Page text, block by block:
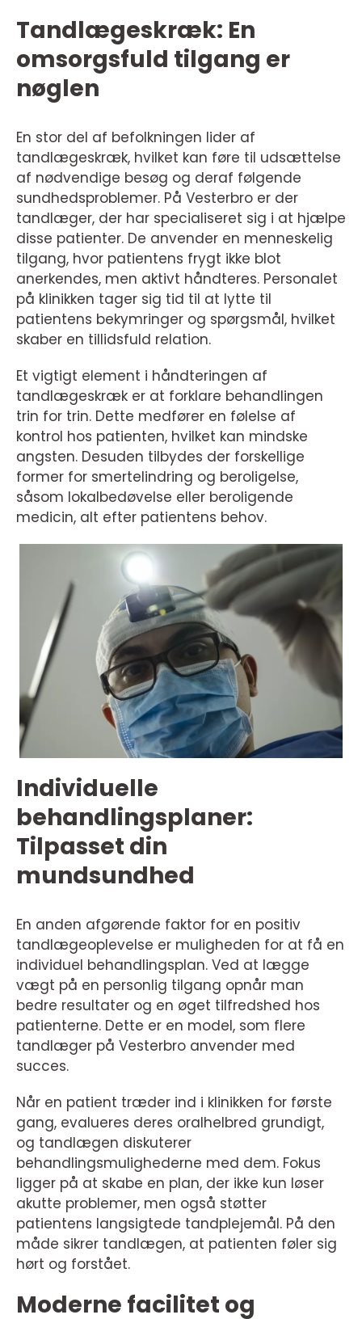
Tandlægeskræk: En
omsorgsfuld tilgang er
nøglen
En stor del af befolkningen lider af
tandlægeskræk, hvilket kan føre til udsættelse
af nødvendige besøg og deraf følgende
sundhedsproblemer. På Vesterbro er der
tandlæger, der har specialiseret sig i at hjælpe
disse patienter. De anvender en menneskelig
tilgang, hvor patientens frygt ikke blot
anerkendes, men aktivt håndteres. Personalet
på klinikken tager sig tid til at lytte til
patientens bekymringer og spørgsmål, hvilket
skaber en tillidsfuld relation.
Et vigtigt element i håndteringen af
tandlægeskræk er at forklare behandlingen
trin for trin. Dette medfører en følelse af
kontrol hos patienten, hvilket kan mindske
angsten. Desuden tilbydes der forskellige
former for smertelindring og beroligelse,
såsom lokalbedøvelse eller beroligende
medicin, alt efter patientens behov.
Individuelle
behandlingsplaner:
Tilpasset din
mundsundhed
En anden afgørende faktor for en positiv
tandlægeoplevelse er muligheden for at få en
individuel behandlingsplan. Ved at lægge
vægt på en personlig tilgang opnår man
bedre resultater og en øget tilfredshed hos
patienterne. Dette er en model, som flere
tandlæger på Vesterbro anvender med
succes.
Når en patient træder ind i klinikken for første
gang, evalueres deres oralhelbred grundigt,
og tandlægen diskuterer
behandlingsmulighederne med dem. Fokus
ligger på at skabe en plan, der ikke kun løser
akutte problemer, men også støtter
patientens langsigtede tandplejemål. På den
måde sikrer tandlægen, at patienten føler sig
hørt og forstået.
Moderne facilitet og